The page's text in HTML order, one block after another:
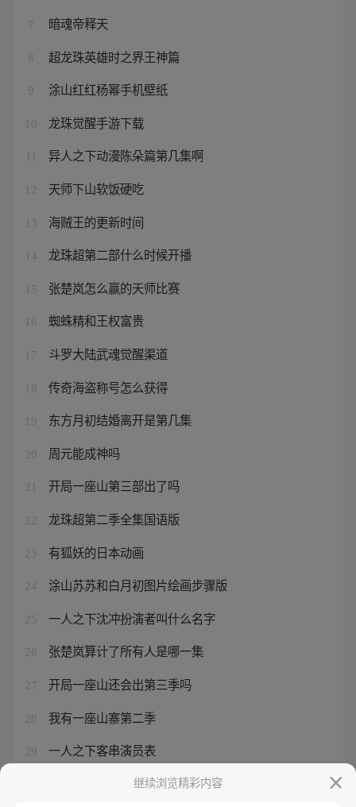
7 暗魂帝释天
8 超龙珠英雄时之界王神篇
9 涂山红红杨幂手机壁纸
10 龙珠觉醒手游下载
异人之下动漫陈朵篇第几集啊
12 天师下山软饭硬吃
13 海贼王的更新时间
14 龙珠超第二部什么时候开播
15 张楚岚怎么赢的天师比赛
16 蜘蛛精和王权富贵
17 斗罗大陆武魂觉醒渠道
18 传奇海盗称号怎么获得
19 东方月初结婚离开是第几集
20 周元能成神吗
21 开局一座山第三部出了吗
22 龙珠超第二季全集国语版
23 有狐妖的日本动画
24 涂山苏苏和白月初图片绘画步骤版
25 一人之下沈冲扮演者叫什么名字
26 张楚岚算计了所有人是哪一集
27 开局一座山还会出第三季吗
28 我有一座山寨第二季
29 一人之下客串演员表
神武帝尊小说主角叶北辰是谁
继续浏览精彩内容